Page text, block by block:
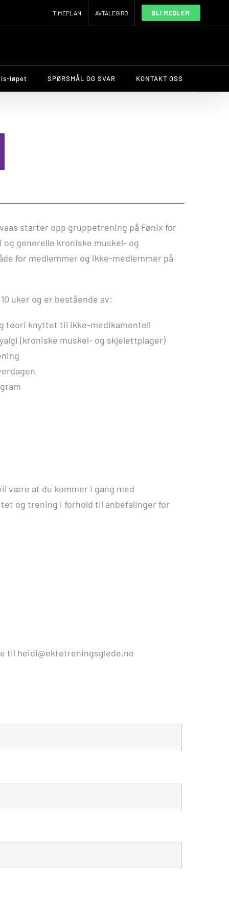
TIMEPLAN AVTALEGIRO BLI MEDLEM
løpet SPØRSMÅL OG SVAR KONTAKT OSS
starter opp gruppetrening på Fønix for
generelle kroniske muskel- og
for medlemmer og ikke-medlemmer på
uker og er bestående av:
teori knyttet til ikke-medikamentell
(kroniske muskel- og skjelettplager)
være at du kommer i gang med
og trening i forhold til anbefalinger for
til heidi@ektetreningsglede.no